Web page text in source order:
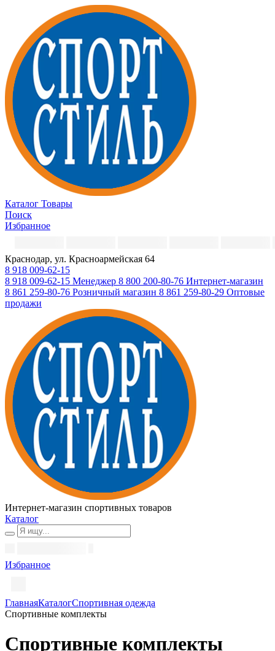
Каталог Товары
Поиск
Избранное
Краснодар, ул. Красноармейская 64
8 918 009-62-15
8 918 009-62-15 Менеджер 8 800 200-80-76 Интернет-магазин
8 861 259-80-76 Розничный магазин 8 861 259-80-29 Оптовые
продажи
Интернет-магазин спортивных товаров
Каталог
Избранное
ГлавнаяКаталогСпортивная одежда
Спортивные комплекты
Спортивные комплекты